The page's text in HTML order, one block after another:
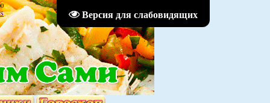
Версия для слабовидящих